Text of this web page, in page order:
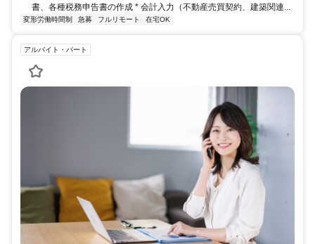
書、各種税務申告書の作成 * 会計入力（不動産売買契約、建築関連...
変形労働時間制 急募 フルリモート 在宅OK
アルバイト・パート